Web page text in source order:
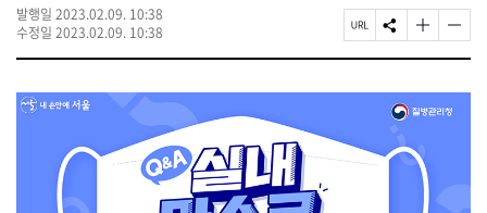
표
소
통
포
발행일 2023.02.09. 10:38
수정일 2023.02.09. 10:38
요
페
이
U
복
사
S
N
공
유
하
기
글
자
기
크
게
변
경
하
기
글
자
기
하